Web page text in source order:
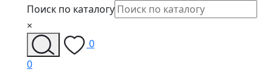
Поиск по каталогу
×
0
0